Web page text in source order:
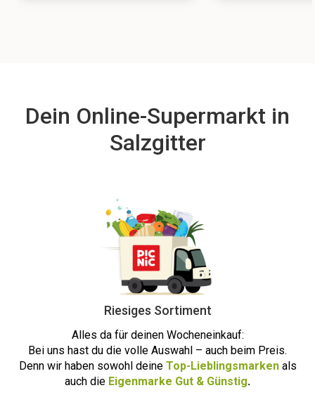
Dein Online-Supermarkt in
Salzgitter
Riesiges Sortiment
Alles da für deinen Wocheneinkauf:
Bei uns hast du die volle Auswahl – auch beim Preis.
Denn wir haben sowohl deine Top-Lieblingsmarkenals
auch die Eigenmarke Gut & Günstig.